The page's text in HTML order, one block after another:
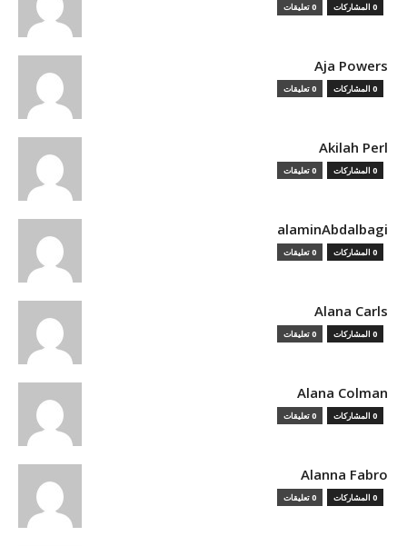
0 المشاركات 0 تعليقات
Aja Powers
0 المشاركات 0 تعليقات
Akilah Perl
0 المشاركات 0 تعليقات
alaminAbdalbagi
0 المشاركات 0 تعليقات
Alana Carls
0 المشاركات 0 تعليقات
Alana Colman
0 المشاركات 0 تعليقات
Alanna Fabro
0 المشاركات 0 تعليقات